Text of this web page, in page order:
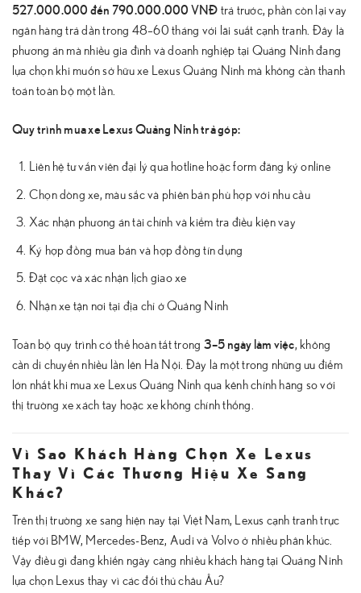
527.000.000 đến 790.000.000 VNĐ trả trước, phần còn lại vay
ngân hàng trả dần trong 48–60 tháng với lãi suất cạnh tranh. Đây là
phương án mà nhiều gia đình và doanh nghiệp tại Quảng Ninh đang
lựa chọn khi muốn sở hữu xe Lexus Quảng Ninh mà không cần thanh
toán toàn bộ một lần.
Quy trình mua xe Lexus Quảng Ninh trả góp:
Liên hệ tư vấn viên đại lý qua hotline hoặc form đăng ký online
Chọn dòng xe, màu sắc và phiên bản phù hợp với nhu cầu
Xác nhận phương án tài chính và kiểm tra điều kiện vay
Ký hợp đồng mua bán và hợp đồng tín dụng
Đặt cọc và xác nhận lịch giao xe
Nhận xe tận nơi tại địa chỉ ở Quảng Ninh
Toàn bộ quy trình có thể hoàn tất trong 3–5 ngày làm việc, không
cần di chuyển nhiều lần lên Hà Nội. Đây là một trong những ưu điểm
lớn nhất khi mua xe Lexus Quảng Ninh qua kênh chính hãng so với
thị trường xe xách tay hoặc xe không chính thống.
Vì Sao Khách Hàng Chọn Xe Lexus
Thay Vì Các Thương Hiệu Xe Sang
Khác?
Trên thị trường xe sang hiện nay tại Việt Nam, Lexus cạnh tranh trực
tiếp với BMW, Mercedes-Benz, Audi và Volvo ở nhiều phân khúc.
Vậy điều gì đang khiến ngày càng nhiều khách hàng tại Quảng Ninh
lựa chọn Lexus thay vì các đối thủ châu Âu?